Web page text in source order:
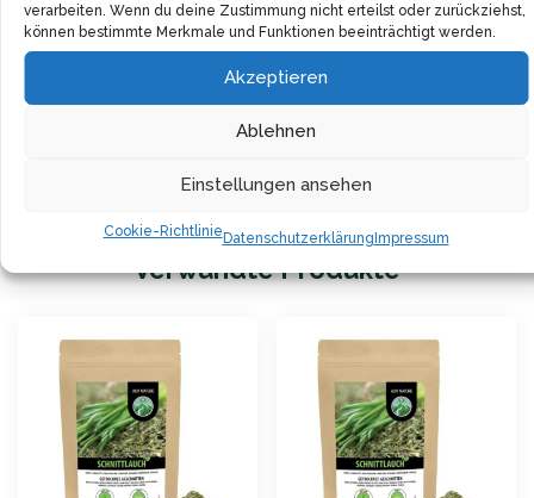
verarbeiten. Wenn du deine Zustimmung nicht erteilst oder zurückziehst,
können bestimmte Merkmale und Funktionen beeinträchtigt werden.
Akzeptieren
Ablehnen
Einstellungen ansehen
Cookie-RichtlinieDatenschutzerklärungImpressum
Feuchtigkeit. Das Gewürz lässt sich platzsparend
aufbewahren.
Ob für Kartoffelgerichte, Salate oder Dressings – der
gehackte Schnittlauch passt zu vielen Gerichten und
gibt ihnen eine feine, würzige Note.
Verwandte Produkte